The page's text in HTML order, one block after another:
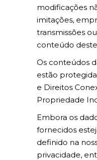
modificações
imitações,
transmissões
conteúdo
Os conteúdos
estão
e Direitos
Propriedade
Embora os
fornecidos
definido na
privacidade,